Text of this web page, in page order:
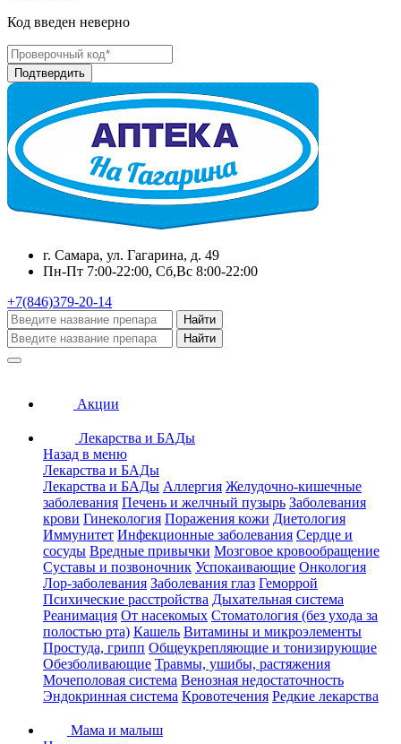
Код введен неверно
г. Самара, ул. Гагарина, д. 49
Пн-Пт 7:00-22:00, Сб,Вс 8:00-22:00
+7(846)379-20-14
Найти
Найти
Акции
Лекарства и БАДы
Назад в меню
Лекарства и БАДы
Лекарства и БАДы Аллергия Желудочно-кишечные
заболевания Печень и желчный пузырь Заболевания
крови Гинекология Поражения кожи Диетология
Иммунитет Инфекционные заболевания Сердце и
сосуды Вредные привычки Мозговое кровообращение
Суставы и позвоночник Успокаивающие Онкология
Лор-заболевания Заболевания глаз Геморрой
Психические расстройства Дыхательная система
Реанимация От насекомых Стоматология (без ухода за
полостью рта) Кашель Витамины и микроэлементы
Простуда, грипп Общеукрепляющие и тонизирующие
Обезболивающие Травмы, ушибы, растяжения
Мочеполовая система Венозная недостаточность
Эндокринная система Кровотечения Редкие лекарства
Мама и малыш